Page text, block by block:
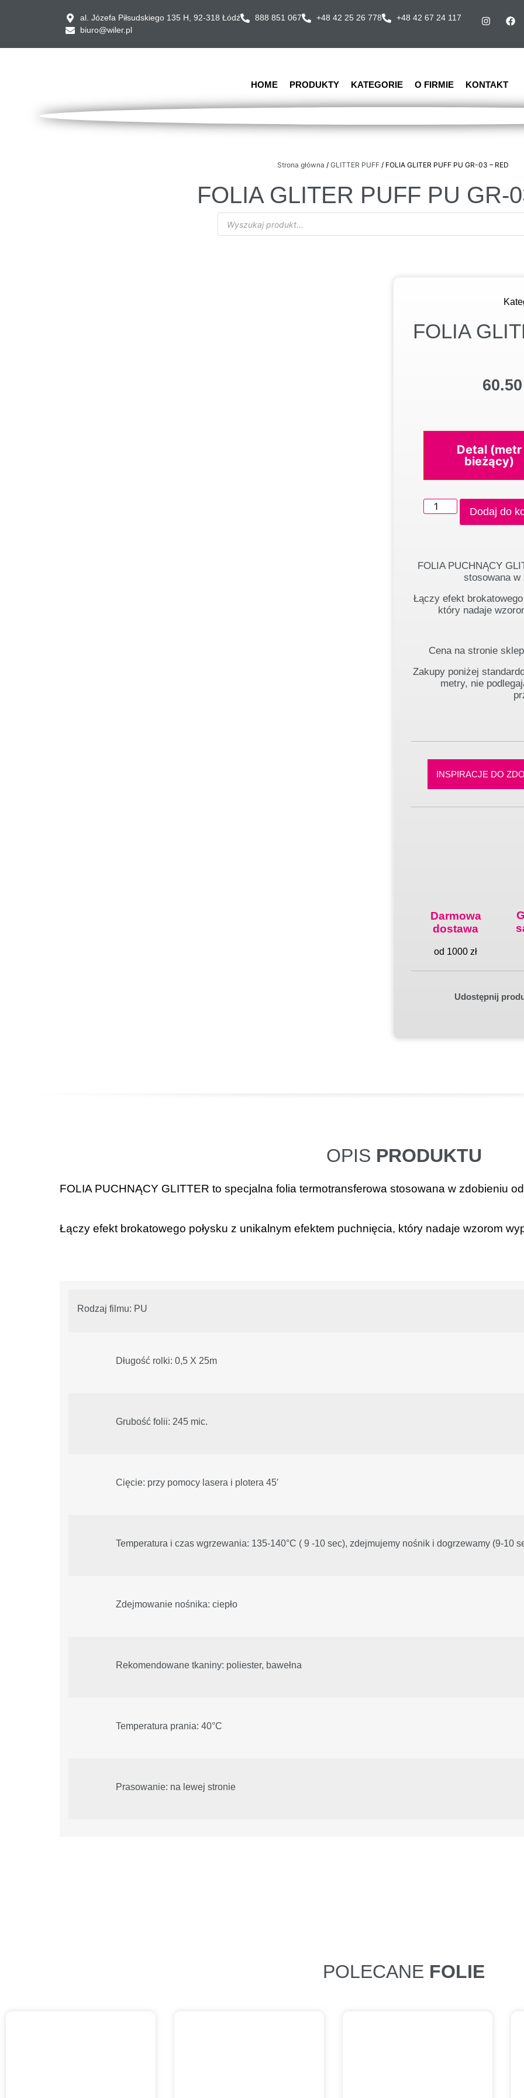
al. Józefa Piłsudskiego 135 H, 92-318 Łódź 888 851 067 +48 42 25 26 778
+48 42 67 24 117
biuro@wiler.pl
HOME PRODUKTY KATEGORIE O FIRMIE KONTAKT
Strona główna / GLITTER PUFF / FOLIA GLITER PUFF PU GR-03 – RED
FOLIA GLITER PUFF PU GR-
FOLIA
Detal (metr
bieżący)
Dodaj do
FOLIA PUCHNĄCY
stosowana
Łączy efekt
który nadaje
Cena na stronie
Zakupy poniżej
metry, nie
INSPIRACJE DO
Darmowa
dostawa
od 1000 zł
Udostępnij
OPIS PRODUKTU
FOLIA PUCHNĄCY GLITTER to specjalna folia termotransferowa stosowana w zdobieniu
Łączy efekt brokatowego połysku z unikalnym efektem puchnięcia, który nadaje wzorom
Rodzaj filmu: PU
Długość rolki: 0,5 X 25m
Grubość folii: 245 mic.
Cięcie: przy pomocy lasera i plotera 45′
Temperatura i czas wgrzewania: 135-140°C ( 9 -10 sec), zdejmujemy nośnik i dogrzewamy (9-10
Zdejmowanie nośnika: ciepło
Rekomendowane tkaniny: poliester, bawełna
Temperatura prania: 40°C
Prasowanie: na lewej stronie
POLECANE FOLIE